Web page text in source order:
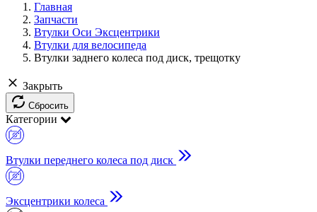
Главная
Запчасти
Втулки Оси Эксцентрики
Втулки для велосипеда
Втулки заднего колеса под диск, трещотку
Закрыть
Сбросить
Категории
Втулки переднего колеса под диск
Эксцентрики колеса